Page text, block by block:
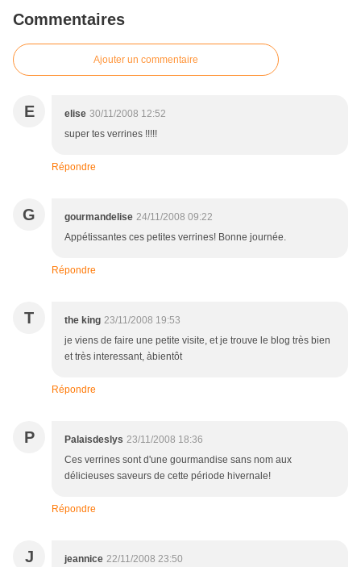
Commentaires
Ajouter un commentaire
E elise 30/11/2008 12:52
super tes verrines !!!!!
Répondre
G gourmandelise 24/11/2008 09:22
Appétissantes ces petites verrines! Bonne journée.
Répondre
T the king 23/11/2008 19:53
je viens de faire une petite visite, et je trouve le blog très bien
et très interessant, àbientôt
Répondre
P Palaisdeslys 23/11/2008 18:36
Ces verrines sont d'une gourmandise sans nom aux
délicieuses saveurs de cette période hivernale!
Répondre
J jeannice 22/11/2008 23:50